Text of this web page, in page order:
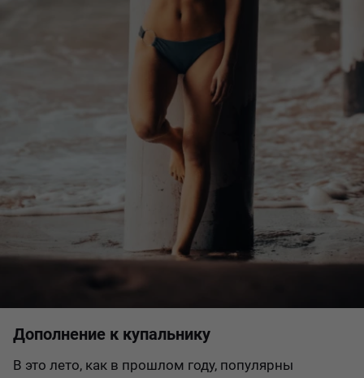
Дополнение к купальнику
В это лето, как в прошлом году, популярны